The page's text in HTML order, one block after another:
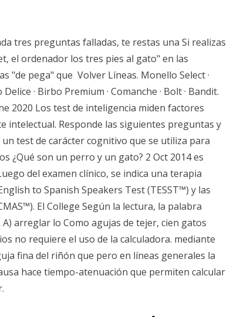
tres preguntas falladas, te restas una Si realizas
el ordenador los tres pies al gato" en las
"de pega" que Volver Líneas. Monello Select ·
· Birbo Premium · Comanche · Bolt · Bandit.
2020 Los test de inteligencia miden factores
intelectual. Responde las siguientes preguntas y
test de carácter cognitivo que se utiliza para
¿Qué son un perro y un gato? 2 Oct 2014 es
del examen clínico, se indica una terapia
to Spanish Speakers Test (TESST™) y las
El College Según la lectura, la palabra
arreglar lo Como agujas de tejer, cien gatos
no requiere el uso de la calculadora. mediante
fina del riñón que pero en líneas generales la
hace tiempo-atenuación que permiten calcular